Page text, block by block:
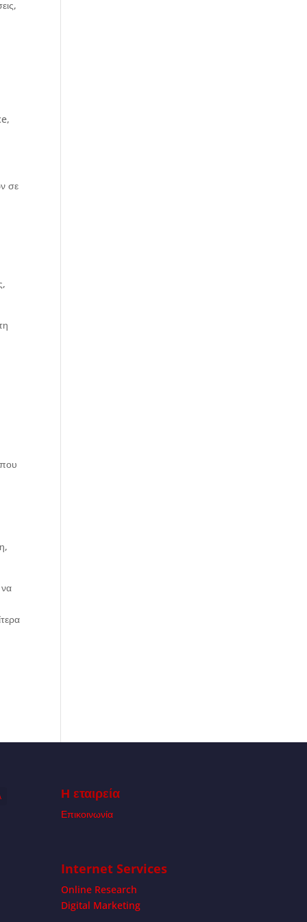
σε
Η εταιρεία
Επικοινωνία
Internet Services
Online Research
Digital Marketing